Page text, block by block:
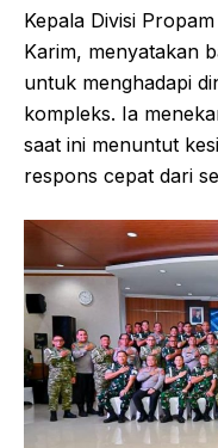
Kepala Divisi
Karim, menyatakan
untuk menghadapi
kompleks. Ia
saat ini menuntut
respons cepat dari